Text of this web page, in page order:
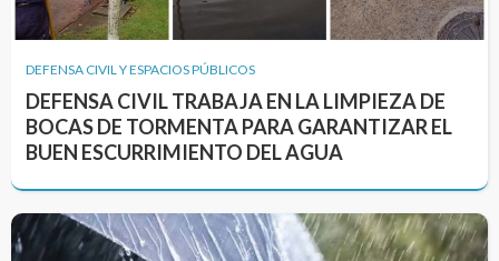
DEFENSA CIVIL Y ESPACIOS PÚBLICOS
DEFENSA CIVIL TRABAJA EN LA LIMPIEZA DE
BOCAS DE TORMENTA PARA GARANTIZAR EL
BUEN ESCURRIMIENTO DEL AGUA